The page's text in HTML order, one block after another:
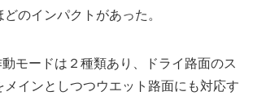
のインパクトがあった。
モードは２種類あり、ドライ路面のス
メインとしつつウエット路面にも対応す